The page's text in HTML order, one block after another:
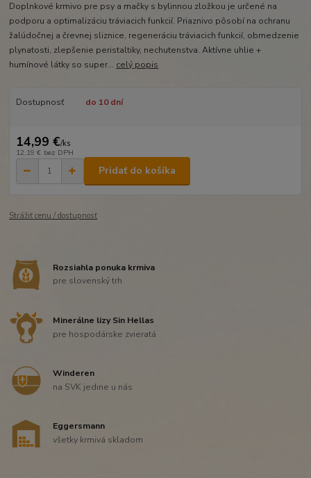
Doplnkové krmivo pre psy a mačky s bylinnou zložkou je určené na
podporu a optimalizáciu tráviacich funkcií. Priaznivo pôsobí na ochranu
žalúdočnej a črevnej sliznice, regeneráciu tráviacich funkcií, obmedzenie
plynatosti, zlepšenie peristaltiky, nechutenstva. Aktívne uhlie +
humínové látky so super... celý popis
Dostupnosť do 10 dní
14,99 €/ks
12,19 € bez DPH
Pridať do košíka
Strážiť cenu / dostupnosť
Rozsiahla ponuka krmiva
pre slovenský trh
Minerálne lizy Sin Hellas
pre hospodárske zvieratá
Winderen
na SVK jedine u nás
Eggersmann
všetky krmivá skladom